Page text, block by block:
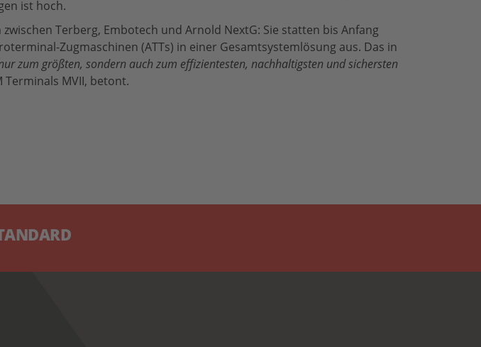
ist hoch.
Terberg, Embotech und Arnold NextG: Sie statten bis Anfang
Zugmaschinen (ATTs) in einer Gesamtsystemlösung aus. Das in
zum größten, sondern auch zum effizientesten, nachhaltigsten und sichersten
Terminals MVII, betont.